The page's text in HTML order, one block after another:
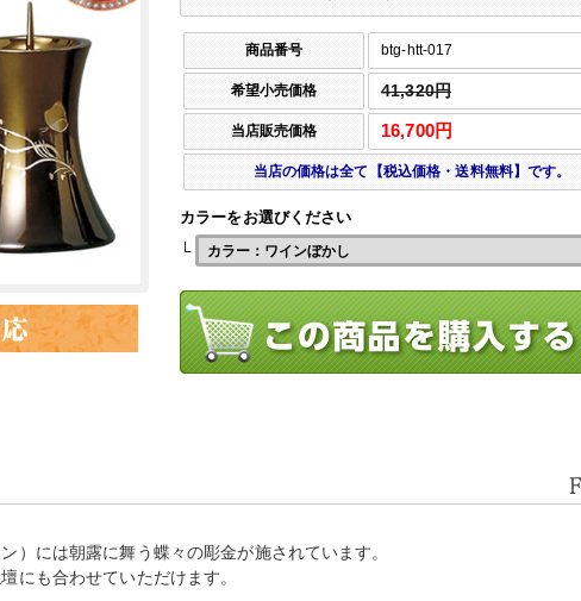
商品番号 btg-htt-017
希望小売価格 41,320円
当店販売価格 16,700円
当店の価格は全て【税込価格・送料無料】です。
カラーをお選びください
└
）には朝露に舞う蝶々の彫金が施されています。
にも合わせていただけます。